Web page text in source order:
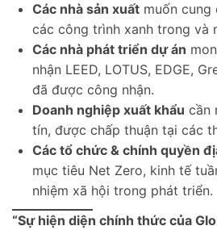
Các nhà sản xuất muốn cung
các công trình xanh trong và
Các nhà phát triển dự án
nhận LEED, LOTUS, EDGE,
đã được công nhận.
Doanh nghiệp xuất khẩu cần
tín, được chấp thuận tại các
Các tổ chức & chính quyền
mục tiêu Net Zero, kinh tế
nhiệm xã hội trong phát triển.
“Sự hiện diện chính thức của